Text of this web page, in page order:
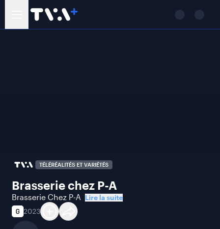
TÉLÉRÉALITÉS ET VARIÉTÉS
Brasserie chez P-A
Brasserie Chez P-A Lire la suite
2023